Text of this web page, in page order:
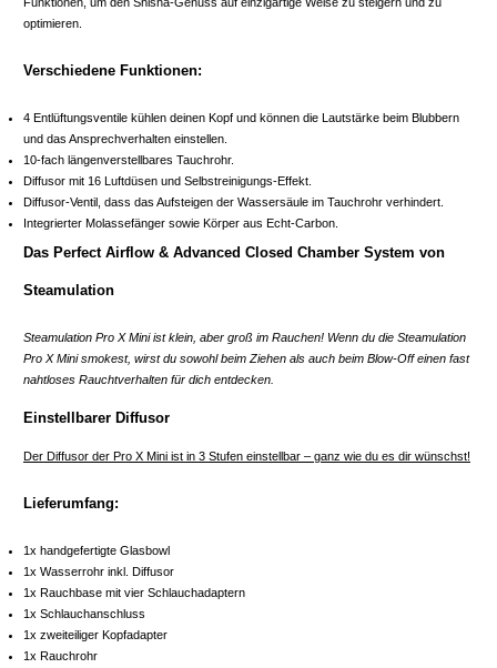
optimieren.
Verschiedene Funktionen:
4 Entlüftungsventile kühlen deinen Kopf und können die Lautstärke beim Blubbern
und das Ansprechverhalten einstellen.
10-fach längenverstellbares Tauchrohr.
Diffusor mit 16 Luftdüsen und Selbstreinigungs-Effekt.
Diffusor-Ventil, dass das Aufsteigen der Wassersäule im Tauchrohr verhindert.
Integrierter Molassefänger sowie Körper aus Echt-Carbon.
Das Perfect Airflow & Advanced Closed Chamber System von
Steamulation
Steamulation Pro X Mini ist klein, aber groß im Rauchen! Wenn du die Steamulation
Pro X Mini smokest, wirst du sowohl beim Ziehen als auch beim Blow-Off einen fast
nahtloses Rauchtverhalten für dich entdecken.
Einstellbarer Diffusor
Der Diffusor der Pro X Mini ist in 3 Stufen einstellbar – ganz wie du es dir wünschst!
Lieferumfang:
1x handgefertigte Glasbowl
1x Wasserrohr inkl. Diffusor
1x Rauchbase mit vier Schlauchadaptern
1x Schlauchanschluss
1x zweiteiliger Kopfadapter
1x Rauchrohr